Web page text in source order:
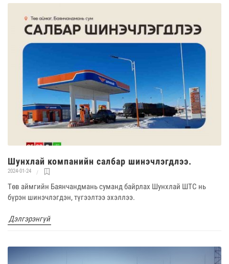
Шунхлай компанийн салбар шинэчлэгдлээ.
2024-01-24
Төв аймгийн Баянчандмань суманд байрлах Шунхлай ШТС нь
бүрэн шинэчлэгдэн, түгээлтээ эхэллээ.
Дэлгэрэнгүй